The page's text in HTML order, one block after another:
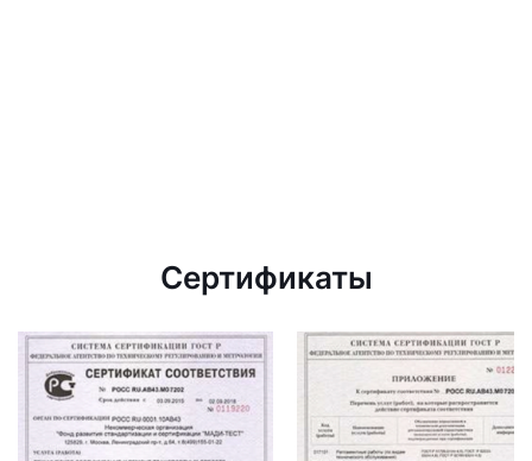
Сертификаты